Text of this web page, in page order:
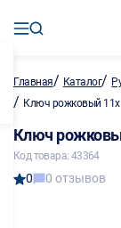
Главная/ Каталог/
/ Ключ рожковый
Ключ
Код товара: 43364
0 0 отзывов